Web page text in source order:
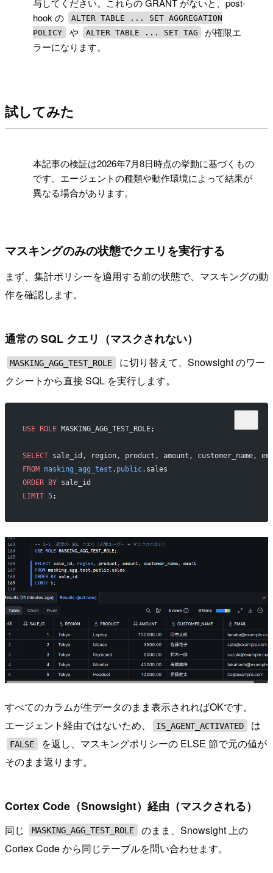
与してください。これらの GRANT がないと、post-
hook の
ALTER TABLE ... SET AGGREGATION
POLICY
や ALTER TABLE ... SET TAG
が権限エ
ラーになります。
試してみた
本記事の検証は2026年7月8日時点の挙動に基づくもの
です。エージェントの種類や動作環境によって結果が
異なる場合があります。
マスキングのみの状態でクエリを実行する
まず、集計ポリシーを適用する前の状態で、マスキングの動
作を確認します。
通常の SQL クエリ（マスクされない）
MASKING_AGG_TEST_ROLE
に切り替えて、Snowsight のワー
クシートから直接 SQL を実行します。
USE ROLE MASKING_AGG_TEST_ROLE;
SELECT sale_id, region, product, amount, customer_name,
FROM masking_agg_test . public.sales
ORDER BY sale_id
LIMIT 5;
すべてのカラムが生データのまま表示されればOKです。
エージェント経由ではないため、
IS_AGENT_ACTIVATED は
FALSE
を返し、マスキングポリシーの ELSE 節で元の値が
そのまま返ります。
Cortex Code（Snowsight）経由（マスクされる）
同じ MASKING_AGG_TEST_ROLE
のまま、Snowsight 上の
Cortex Code から同じテーブルを問い合わせます。